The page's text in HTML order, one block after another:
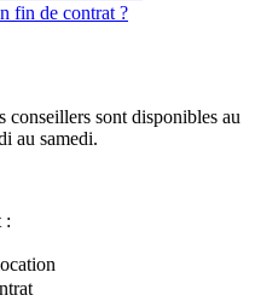
fin de contrat ?
conseillers sont disponibles au
au samedi.
: